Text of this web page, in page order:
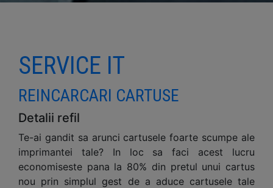
SERVICE IT
REINCARCARI CARTUSE
Detalii refil
Te-ai gandit sa arunci cartusele foarte scumpe ale
imprimantei tale? In loc sa faci acest lucru
economiseste pana la 80% din pretul unui cartus
nou prin simplul gest de a aduce cartusele tale